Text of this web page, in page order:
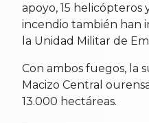
apoyo, 15 helicópteros
incendio también han
la Unidad Militar de
Con ambos fuegos, la
Macizo Central
13.000 hectáreas.